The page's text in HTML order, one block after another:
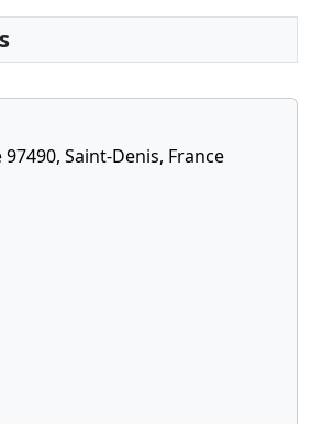
Saint-Denis, France